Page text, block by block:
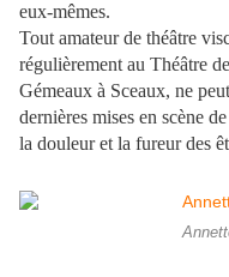
eux-mêmes.
Tout amateur de théâtre
régulièrement au Théâtre
Gémeaux à Sceaux, ne
dernières mises en scène de
la douleur et la fureur des